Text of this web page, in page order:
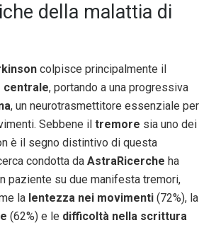
della malattia di
colpisce principalmente il
centrale, portando a una progressiva
, un neurotrasmettitore essenziale per
Sebbene il tremore sia uno dei
è il segno distintivo di questa
condotta da AstraRicerche ha
paziente su due manifesta tremori,
la lentezza nei movimenti (72%), la
(62%) e le difficoltà nella scrittura